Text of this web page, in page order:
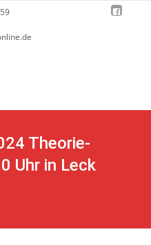
Theorie-
Uhr in Leck